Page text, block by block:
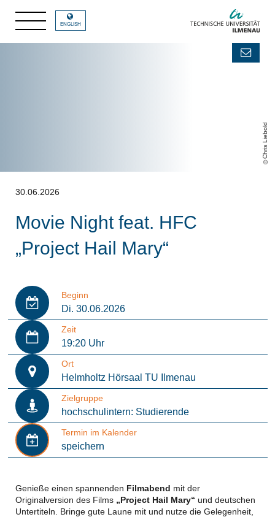
Chris Liebold
ENGLISH
30.06.2026
Movie Night feat. HFC
„Project Hail Mary“
Beginn
Di. 30.06.2026
Zeit
19:20 Uhr
Ort
Helmholtz Hörsaal TU Ilmenau
Zielgruppe
hochschulintern: Studierende
Termin im Kalender
speichern
Genieße einen spannenden Filmabend mit der
Originalversion des Films „Project Hail Mary“ und deutschen
Untertiteln. Bringe gute Laune mit und nutze die Gelegenheit,